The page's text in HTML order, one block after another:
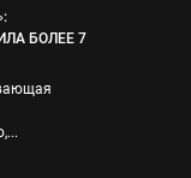
БОЛЕЕ 7